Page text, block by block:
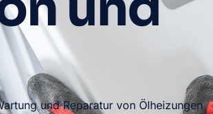
und Reparatur von Ölheizungen